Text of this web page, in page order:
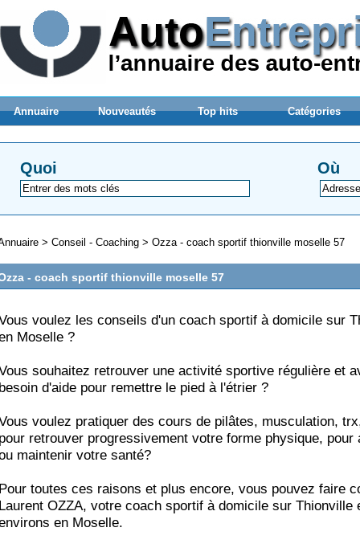
Annuaire Nouveautés Top hits Catégories
Quoi Où
> Conseil - Coaching > Ozza - coach sportif thionville moselle 57
- coach sportif thionville moselle 57
voulez les conseils d'un coach sportif à domicile sur
Moselle ?
souhaitez retrouver une activité sportive régulière et
d'aide pour remettre le pied à l'étrier ?
voulez pratiquer des cours de pilâtes, musculation,
retrouver progressivement votre forme physique, pour
maintenir votre santé?
toutes ces raisons et plus encore, vous pouvez faire
OZZA, votre coach sportif à domicile sur Thionville
en Moselle.